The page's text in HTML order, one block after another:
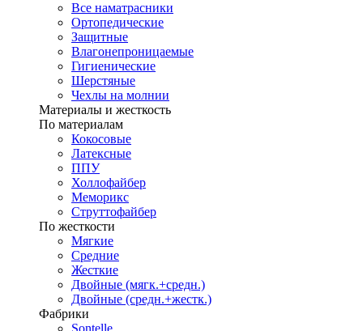
Все наматрасники
Ортопедические
Защитные
Влагонепроницаемые
Гигиенические
Шерстяные
Чехлы на молнии
Материалы и жесткость
По материалам
Кокосовые
Латексные
ППУ
Холлофайбер
Меморикс
Струттофайбер
По жесткости
Мягкие
Средние
Жесткие
Двойные (мягк.+средн.)
Двойные (средн.+жестк.)
Фабрики